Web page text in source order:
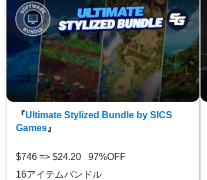
『Ultimate Stylized Bundle by SICS
Games』
$746 => $24.20 97%OFF
16アイテムバンドル